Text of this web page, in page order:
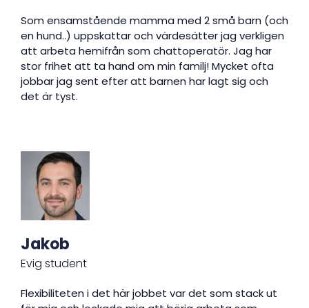
Som ensamstående mamma med 2 små barn (och
en hund..) uppskattar och värdesätter jag verkligen
att arbeta hemifrån som chattoperatör. Jag har
stor frihet att ta hand om min familj! Mycket ofta
jobbar jag sent efter att barnen har lagt sig och
det är tyst.
Jakob
Evig student
Flexibiliteten i det här jobbet var det som stack ut